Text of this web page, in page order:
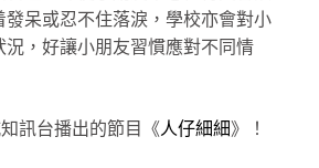
呆或忍不住落淚，學校亦會對小
，好讓小朋友習慣應對不同情
訊台播出的節目《人仔細細》！